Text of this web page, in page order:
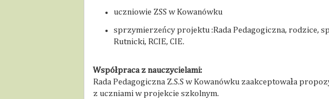
uczniowie ZSS w Kowanówku
sprzymierzeńcy projektu :Rada Pedagogiczna, rodzice,
Rutnicki, RCIE, CIE.
Współpraca z nauczycielami:
Rada Pedagogiczna Z.S.S w Kowanówku zaakceptowała
z uczniami w projekcie szkolnym.